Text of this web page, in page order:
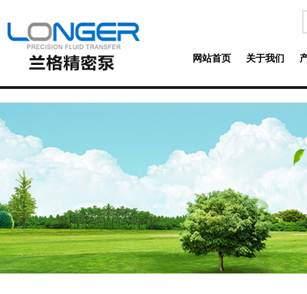
网站首页 关于我们